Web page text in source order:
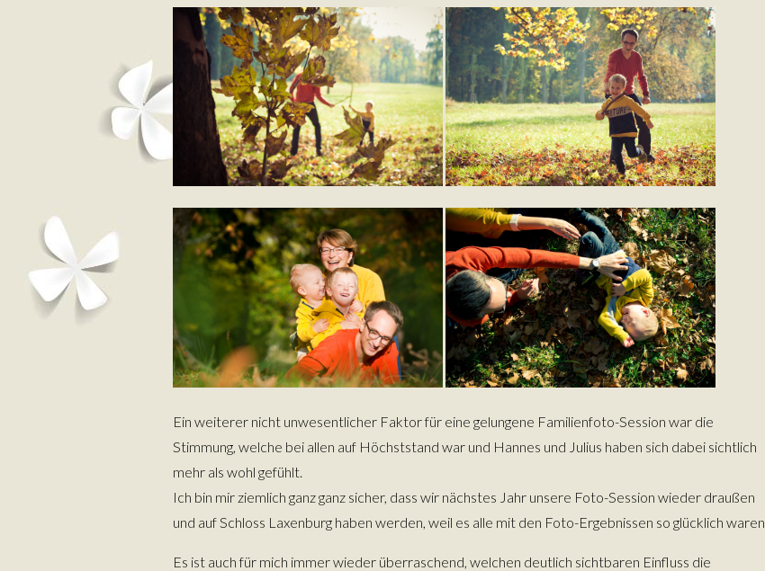
Ein weiterer nicht unwesentlicher Faktor für eine gelungene Familienfoto-Session war die
Stimmung, welche bei allen auf Höchststand war und Hannes und Julius haben sich dabei sichtlich
mehr als wohl gefühlt.
Ich bin mir ziemlich ganz ganz sicher, dass wir nächstes Jahr unsere Foto-Session wieder draußen
und auf Schloss Laxenburg haben werden, weil es alle mit den Foto-Ergebnissen so glücklich waren.
Es ist auch für mich immer wieder überraschend, welchen deutlich sichtbaren Einfluss die